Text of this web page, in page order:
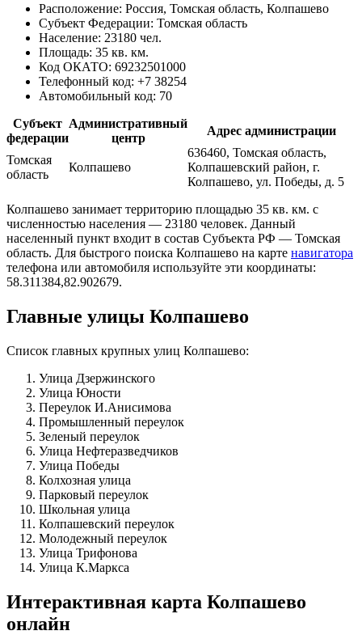
Расположение: Россия, Томская область, Колпашево
Субъект Федерации: Томская область
Население: 23180 чел.
Площадь: 35 кв. км.
Код ОКАТО: 69232501000
Телефонный код: +7 38254
Автомобильный код: 70
Субъект
федерации
Административный
центр
Адрес администрации
Томская
область
Колпашево
636460, Томская область,
Колпашевский район, г.
Колпашево, ул. Победы, д. 5
Колпашево занимает территорию площадью 35 кв. км. с
численностью населения — 23180 человек. Данный
населенный пункт входит в состав Субъекта РФ — Томская
область. Для быстрого поиска Колпашево на карте навигатора
телефона или автомобиля используйте эти координаты:
58.311384,82.902679.
Главные улицы Колпашево
Список главных крупных улиц Колпашево:
Улица Дзержинского
Улица Юности
Переулок И.Анисимова
Промышленный переулок
Зеленый переулок
Улица Нефтеразведчиков
Улица Победы
Колхозная улица
Парковый переулок
Школьная улица
Колпашевский переулок
Молодежный переулок
Улица Трифонова
Улица К.Маркса
Интерактивная карта Колпашево
онлайн